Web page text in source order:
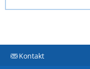
Kontakt